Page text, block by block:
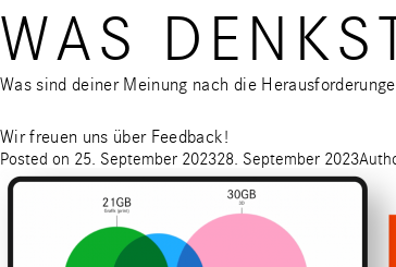
WAS
Was sind deiner Meinung nach die
Wir freuen uns über Feedback!
Posted on 25. September 202328. September 2023